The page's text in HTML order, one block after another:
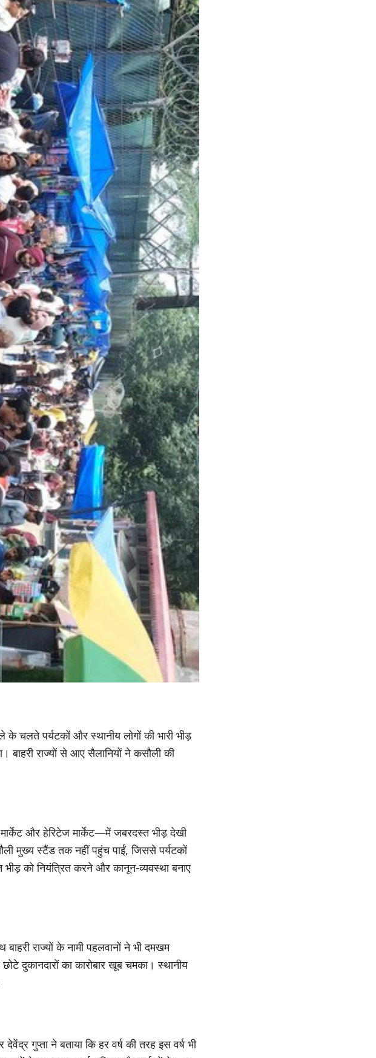
चलते पर्यटकों और स्थानीय लोगों की भारी भीड़
राज्यों से आए सैलानियों ने कसौली की
और हेरिटेज मार्केट—में जबरदस्त भीड़ देखी
मुख्य स्टैंड तक नहीं पहुंच पाईं, जिससे पर्यटकों
को नियंत्रित करने और कानून-व्यवस्था बनाए
राज्यों के नामी पहलवानों ने भी दमखम
दुकानदारों का कारोबार खूब चमका। स्थानीय
गुप्ता ने बताया कि हर वर्ष की तरह इस वर्ष भी